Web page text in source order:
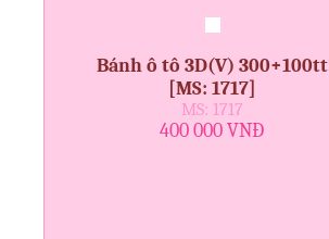
Bánh ô tô 3D(V) 300+100tt
[MS: 1717]
MS: 1717
400 000 VNĐ